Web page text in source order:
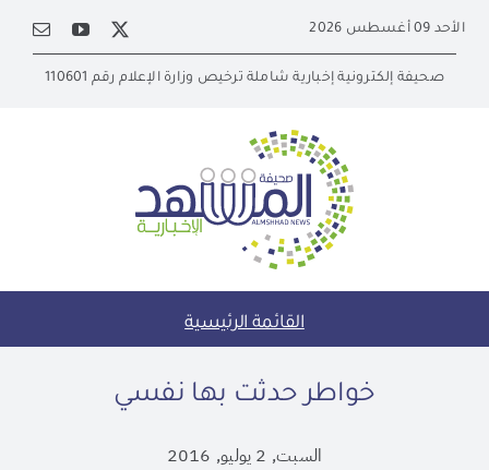
content
الأحد 09 أغسطس 2026
صحيفة إلكترونية إخبارية شاملة ترخيص وزارة الإعلام رقم 110601
القائمة الرئيسية
خواطر حدثت بها نفسي
السبت, 2 يوليو, 2016